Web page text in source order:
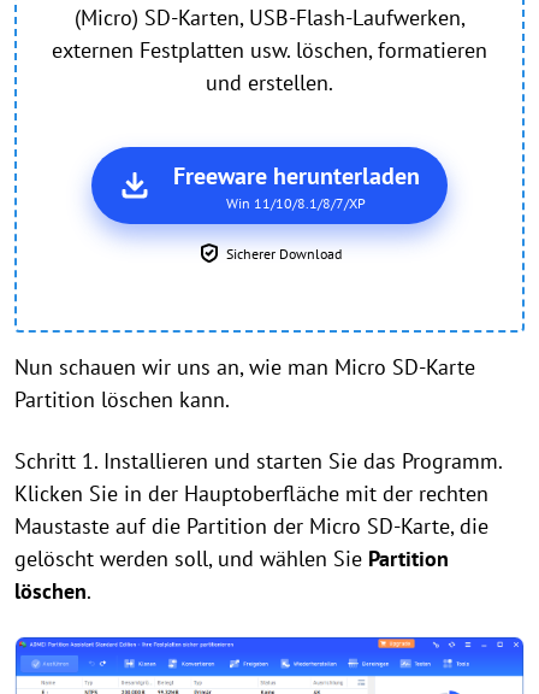
(Micro) SD-Karten, USB-Flash-Laufwerken,
externen Festplatten usw. löschen, formatieren
und erstellen.
Freeware herunterladen
Win 11/10/8.1/8/7/XP
Sicherer Download
Nun schauen wir uns an, wie man Micro SD-Karte
Partition löschen kann.
Schritt 1. Installieren und starten Sie das Programm.
Klicken Sie in der Hauptoberfläche mit der rechten
Maustaste auf die Partition der Micro SD-Karte, die
gelöscht werden soll, und wählen Sie Partition
löschen.